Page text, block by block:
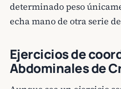
determinado peso
echa mano de otra serie
Ejercicios de
Abdominales de